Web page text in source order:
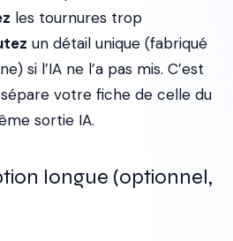
les tournures trop
un détail unique (fabriqué
si l’IA ne l’a pas mis. C’est
votre fiche de celle du
sortie IA.
longue (optionnel,